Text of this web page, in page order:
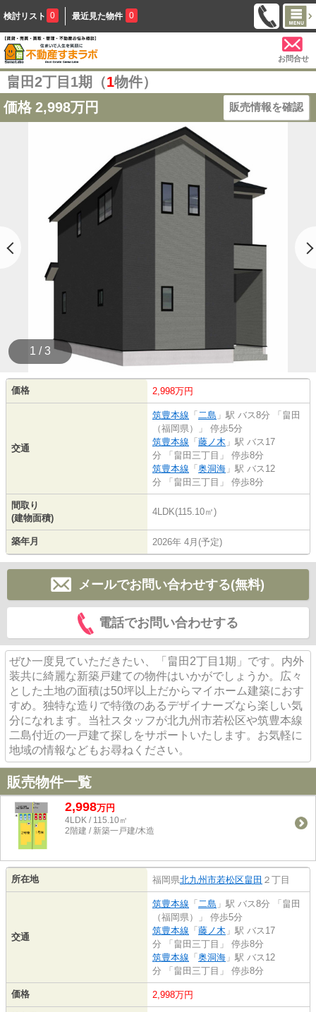
検討リスト 0 最近見た物件 0
お問合せ
畠田2丁目1期（1物件）
価格 2,998万円 販売情報を確認
1 / 3
価格 2,998万円
交通
筑豊本線 「 二島 」駅 バス8分 「畠田
（福岡県）」 停歩5分
筑豊本線 「 藤ノ木 」駅 バス17
分 「畠田三丁目」 停歩8分
筑豊本線 「 奥洞海 」駅 バス12
分 「畠田三丁目」 停歩8分
間取り
(建物面積)
4LDK(115.10㎡)
築年月 2026年 4月(予定)
メールでお問い合わせする(無料)
電話でお問い合わせする
ぜひ一度見ていただきたい、「畠田2丁目1期」です。内外
装共に綺麗な新築戸建ての物件はいかがでしょうか。広々
とした土地の面積は50坪以上だからマイホーム建築におす
すめ。独特な造りで特徴のあるデザイナーズなら楽しい気
分になれます。当社スタッフが北九州市若松区や筑豊本線
二島付近の一戸建て探しをサポートいたします。お気軽に
地域の情報などもお尋ねください。
販売物件一覧
2,998万円
4LDK / 115.10㎡
2階建 / 新築一戸建/木造
所在地 福岡県北九州市若松区畠田 ２丁目
交通
筑豊本線 「 二島 」駅 バス8分 「畠田
（福岡県）」 停歩5分
筑豊本線 「 藤ノ木 」駅 バス17
分 「畠田三丁目」 停歩8分
筑豊本線 「 奥洞海 」駅 バス12
分 「畠田三丁目」 停歩8分
価格 2,998万円